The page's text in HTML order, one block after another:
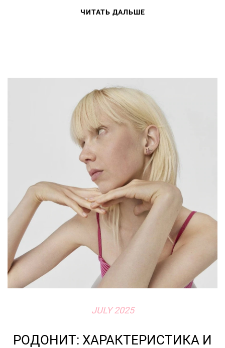
ЧИТАТЬ ДАЛЬШЕ
JULY 2025
РОДОНИТ: ХАРАКТЕРИСТИКА И